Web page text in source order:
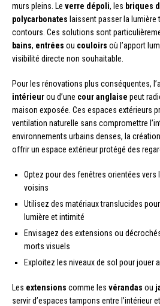
murs pleins. Le verre dépoli, les briques
polycarbonates laissent passer la
contours. Ces solutions sont
bains, entrées ou couloirs où l’apport
visibilité directe non souhaitable.
Pour les rénovations plus conséquentes,
intérieurou d’une cour anglaise peut
maison exposée. Ces espaces extérieurs
ventilation naturelle sans compromettre
environnements urbains denses, la création
offrir un espace extérieur protégé des
Optez pour des fenêtres orientées vers
voisins
Utilisez des matériaux translucides
lumière et intimité
Envisagez des extensions ou
morts visuels
Exploitez les niveaux de sol pour jouer
Les extensions comme les vérandas ou
servir d’espaces tampons entre l’intérieur